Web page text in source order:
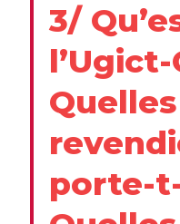
3/
l’Ugict-
Quelles
porte-